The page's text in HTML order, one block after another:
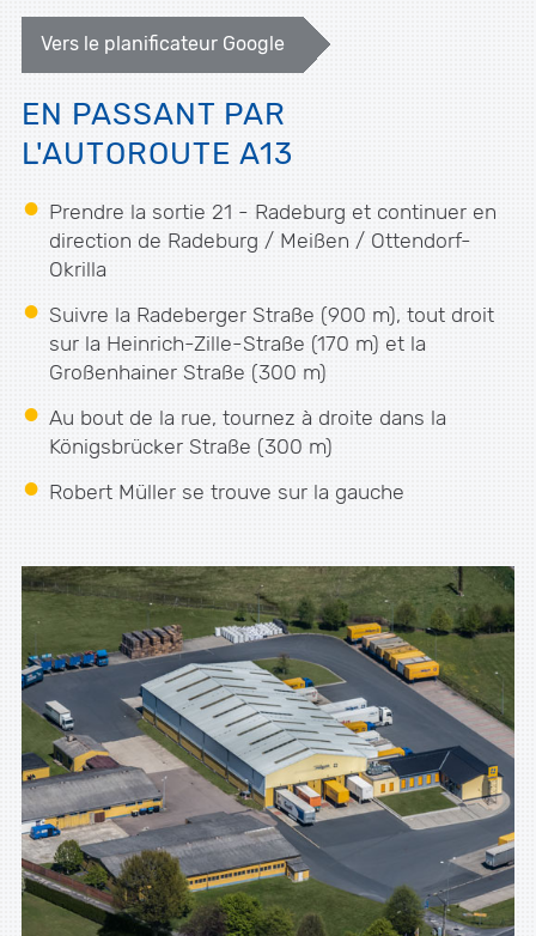
Vers le planificateur Google
EN PASSANT PAR
L'AUTOROUTE A13
Prendre la sortie 21 - Radeburg et continuer en
direction de Radeburg / Meißen / Ottendorf-
Okrilla
Suivre la Radeberger Straße (900 m), tout droit
sur la Heinrich-Zille-Straße (170 m) et la
Großenhainer Straße (300 m)
Au bout de la rue, tournez à droite dans la
Königsbrücker Straße (300 m)
Robert Müller se trouve sur la gauche